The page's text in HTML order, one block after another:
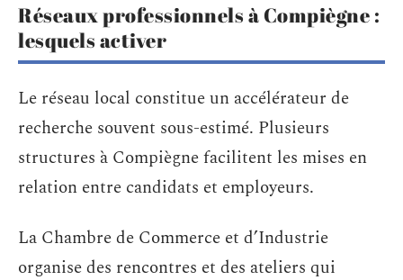
Réseaux professionnels à Compiègne :
lesquels activer
Le réseau local constitue un accélérateur de
recherche souvent sous-estimé. Plusieurs
structures à Compiègne facilitent les mises en
relation entre candidats et employeurs.
La Chambre de Commerce et d’Industrie
organise des rencontres et des ateliers qui